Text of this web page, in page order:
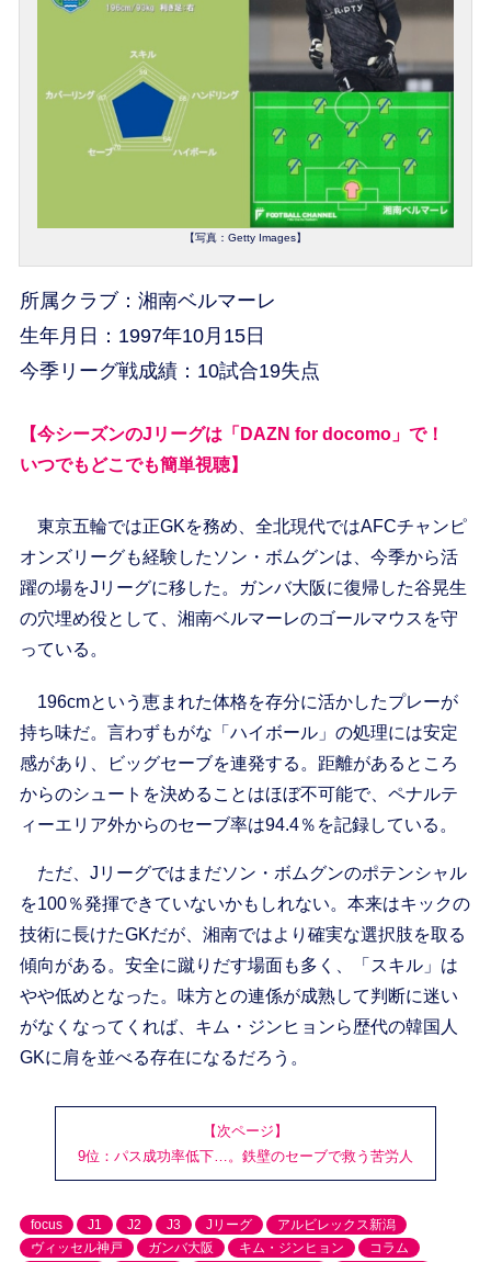
【写真：Getty Images】
所属クラブ：湘南ベルマーレ
生年月日：1997年10月15日
今季リーグ戦成績：10試合19失点
【今シーズンのJリーグは「DAZN for docomo」で！
いつでもどこでも簡単視聴】
東京五輪では正GKを務め、全北現代ではAFCチャンピ
オンズリーグも経験したソン・ボムグンは、今季から活
躍の場をJリーグに移した。ガンバ大阪に復帰した谷晃生
の穴埋め役として、湘南ベルマーレのゴールマウスを守
っている。
196cmという恵まれた体格を存分に活かしたプレーが
持ち味だ。言わずもがな「ハイボール」の処理には安定
感があり、ビッグセーブを連発する。距離があるところ
からのシュートを決めることはほぼ不可能で、ペナルテ
ィーエリア外からのセーブ率は94.4％を記録している。
ただ、Jリーグではまだソン・ボムグンのポテンシャル
を100％発揮できていないかもしれない。本来はキックの
技術に長けたGKだが、湘南ではより確実な選択肢を取る
傾向がある。安全に蹴りだす場面も多く、「スキル」は
やや低めとなった。味方との連係が成熟して判断に迷い
がなくなってくれば、キム・ジンヒョンら歴代の韓国人
GKに肩を並べる存在になるだろう。
【次ページ】
9位：パス成功率低下…。鉄壁のセーブで救う苦労人
focus J1 J2 J3 Jリーグ
アルビレックス新潟
ヴィッセル神戸
ガンバ大阪 キム・ジンヒョン
コラム